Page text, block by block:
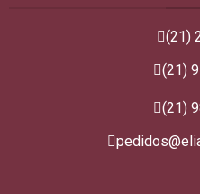
(21)
(21)
(21)